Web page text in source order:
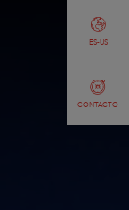
CONTACTO
ES-US